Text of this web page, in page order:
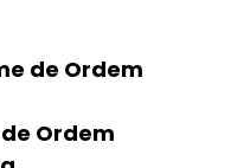
de Ordem
Ordem